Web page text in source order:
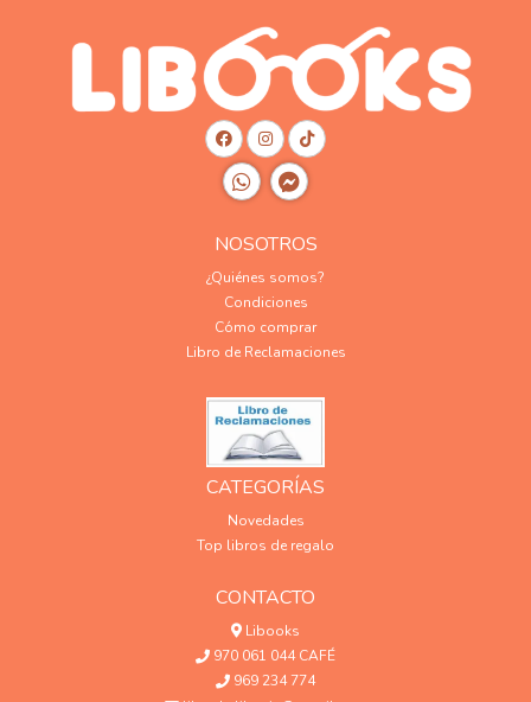
NOSOTROS
¿Quiénes somos?
Condiciones
Cómo comprar
Libro de Reclamaciones
CATEGORÍAS
Novedades
Top libros de regalo
CONTACTO
Libooks
970 061 044 CAFÉ
969 234 774